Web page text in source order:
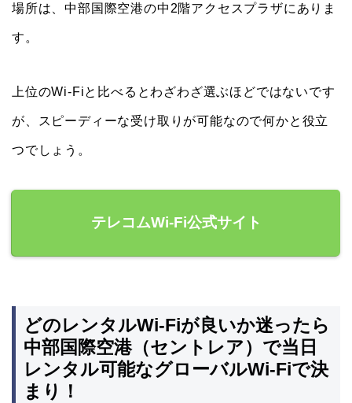
場所は、中部国際空港の中2階アクセスプラザにありま
す。
上位のWi-Fiと比べるとわざわざ選ぶほどではないです
が、スピーディーな受け取りが可能なので何かと役立
つでしょう。
テレコムWi-Fi公式サイト
どのレンタルWi-Fiが良いか迷ったら
中部国際空港（セントレア）で当日
レンタル可能なグローバルWi-Fiで決
まり！